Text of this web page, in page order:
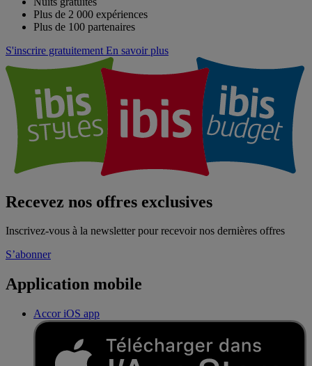
Plus de 2 000 expériences
Plus de 100 partenaires
S'inscrire gratuitement En savoir plus
Recevez nos offres exclusives
Inscrivez-vous à la newsletter pour recevoir nos dernières offres
S’abonner
Application mobile
Accor iOS app